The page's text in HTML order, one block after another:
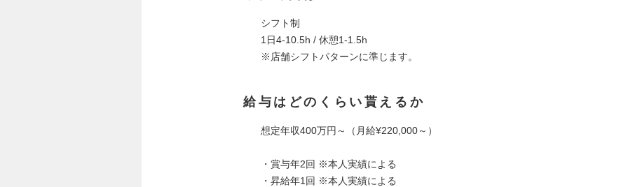
シフト制
1日4-10.5h / 休憩1-1.5h
※店舗シフトパターンに準じます。
給与はどのくらい貰えるか
想定年収400万円～（月給¥220,000～）
・賞与年2回 ※本人実績による
・昇給年1回 ※本人実績による